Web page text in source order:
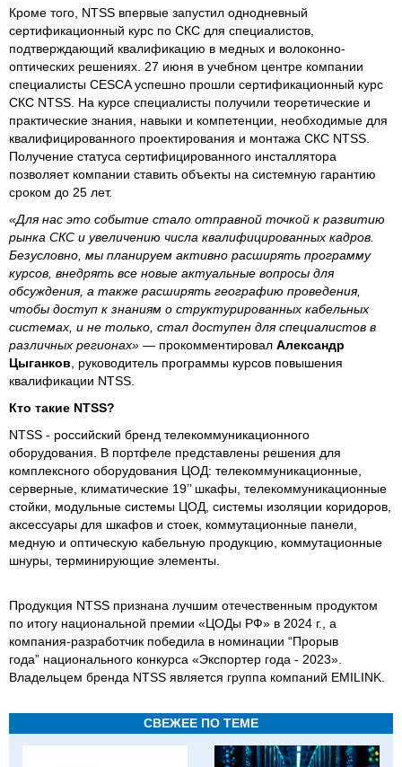
Кроме того, NTSS впервые запустил однодневный
сертификационный курс по СКС для специалистов,
подтверждающий квалификацию в медных и волоконно-
оптических решениях. 27 июня в учебном центре компании
специалисты CESCA успешно прошли сертификационный курс
СКС NTSS. На курсе специалисты получили теоретические и
практические знания, навыки и компетенции, необходимые для
квалифицированного проектирования и монтажа СКС NTSS.
Получение статуса сертифицированного инсталлятора
позволяет компании ставить объекты на системную гарантию
сроком до 25 лет.
«Для нас это событие стало отправной точкой к развитию
рынка СКС и увеличению числа квалифицированных кадров.
Безусловно, мы планируем активно расширять программу
курсов, внедрять все новые актуальные вопросы для
обсуждения, а также расширять географию проведения,
чтобы доступ к знаниям о структурированных кабельных
системах, и не только, стал доступен для специалистов в
различных регионах» — прокомментировал Александр
Цыганков , руководитель программы курсов повышения
квалификации NTSS.
Кто такие NTSS?
NTSS - российский бренд телекоммуникационного
оборудования. В портфеле представлены решения для
комплексного оборудования ЦОД: телекоммуникационные,
серверные, климатические 19’’ шкафы, телекоммуникационные
стойки, модульные системы ЦОД, системы изоляции коридоров,
аксессуары для шкафов и стоек, коммутационные панели,
медную и оптическую кабельную продукцию, коммутационные
шнуры, терминирующие элементы.
Продукция NTSS признана лучшим отечественным продуктом
по итогу национальной премии «ЦОДы РФ» в 2024 г., а
компания-разработчик победила в номинации “Прорыв
года” национального конкурса «Экспортер года - 2023».
Владельцем бренда NTSS является группа компаний EMILINK.
СВЕЖЕЕ ПО ТЕМЕ